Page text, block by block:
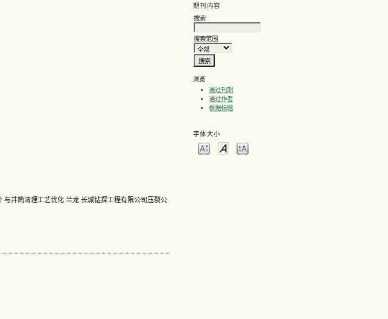
期刊内容
搜索
搜索范围
浏览
通过刊期
通过作者
根据标题
字体大小
井筒清理工艺优化 兰龙 长城钻探工程有限公司压裂公